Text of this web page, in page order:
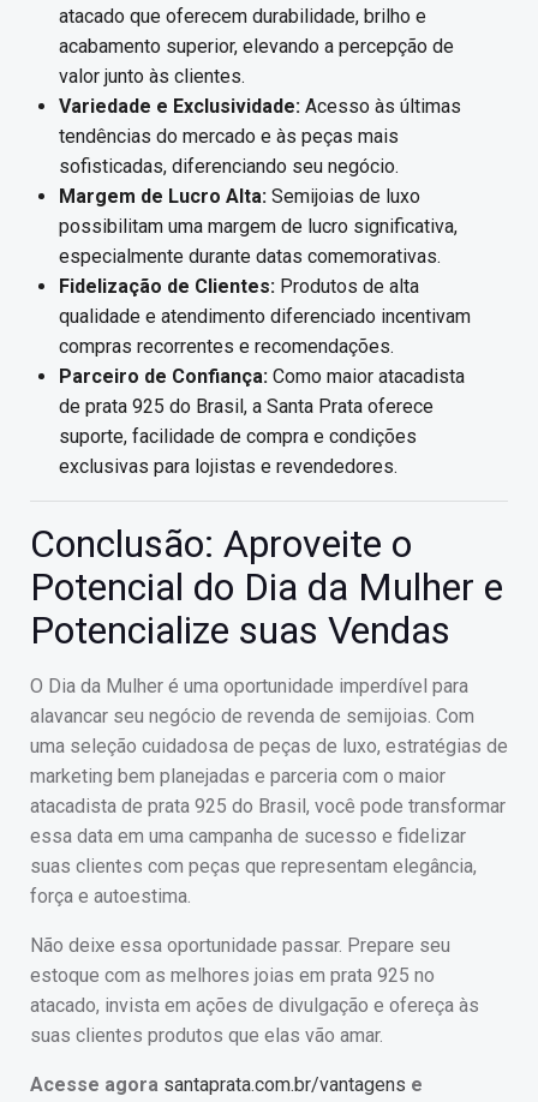
atacado que oferecem durabilidade, brilho e
acabamento superior, elevando a percepção de
valor junto às clientes.
Variedade e Exclusividade: Acesso às últimas
tendências do mercado e às peças mais
sofisticadas, diferenciando seu negócio.
Margem de Lucro Alta: Semijoias de luxo
possibilitam uma margem de lucro significativa,
especialmente durante datas comemorativas.
Fidelização de Clientes: Produtos de alta
qualidade e atendimento diferenciado incentivam
compras recorrentes e recomendações.
Parceiro de Confiança: Como maior atacadista
de prata 925 do Brasil, a Santa Prata oferece
suporte, facilidade de compra e condições
exclusivas para lojistas e revendedores.
Conclusão: Aproveite o
Potencial do Dia da Mulher e
Potencialize suas Vendas
O Dia da Mulher é uma oportunidade imperdível para
alavancar seu negócio de revenda de semijoias. Com
uma seleção cuidadosa de peças de luxo, estratégias de
marketing bem planejadas e parceria com o maior
atacadista de prata 925 do Brasil, você pode transformar
essa data em uma campanha de sucesso e fidelizar
suas clientes com peças que representam elegância,
força e autoestima.
Não deixe essa oportunidade passar. Prepare seu
estoque com as melhores joias em prata 925 no
atacado, invista em ações de divulgação e ofereça às
suas clientes produtos que elas vão amar.
Acesse agora santaprata.com.br/vantagens e